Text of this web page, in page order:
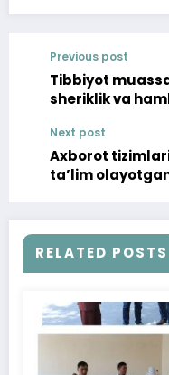
Previous post
Tibbiyot
sheriklik va
Next post
Axborot
ta’lim
RELATED POSTS